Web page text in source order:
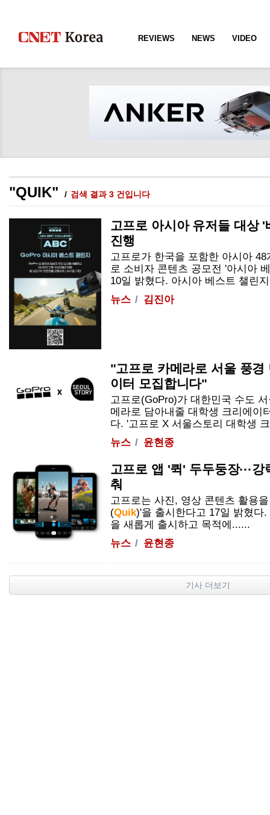
REVIEWS NEWS VIDEO
"QUIK" 검색 결과 3 건입니다
고프로 아시아 유저들 대상
진행
고프로가 한국을 포함한 아시아
로 소비자 콘텐츠 공모전 '아시아
10일 밝혔다. 아시아 베스트 챌린
뉴스
김진아
"고프로 카메라로 서울 풍경
이터 모집합니다"
고프로(GoPro)가 대한민국 수도
메라로 담아내줄 대학생 크리에이
다. '고프로 X 서울스토리 대학생
뉴스
윤현종
고프로 앱 '퀵' 두두둥장···
춰
고프로는 사진, 영상 콘텐츠 활용
(Quik)'을 출시한다고 17일 밝혔다
을 새롭게 출시하고 목적에......
뉴스
윤현종
기사 더보기